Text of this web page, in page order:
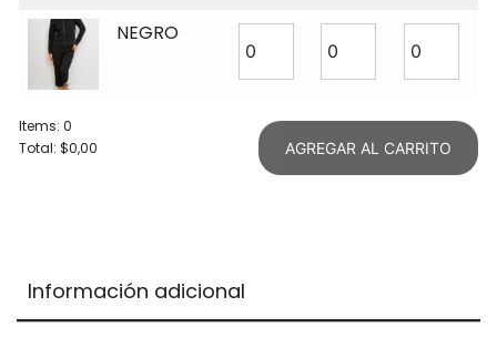
NEGRO
Items: 0
Total: $0,00
is
$0,00
AGREGAR AL CARRITO
Información adicional